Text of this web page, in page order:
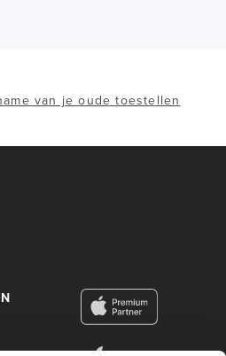
van je oude toestellen